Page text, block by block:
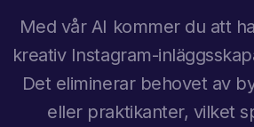
Med vår AI kommer du att
kreativ Instagram-
Det eliminerar behovet av
eller praktikanter, vilket